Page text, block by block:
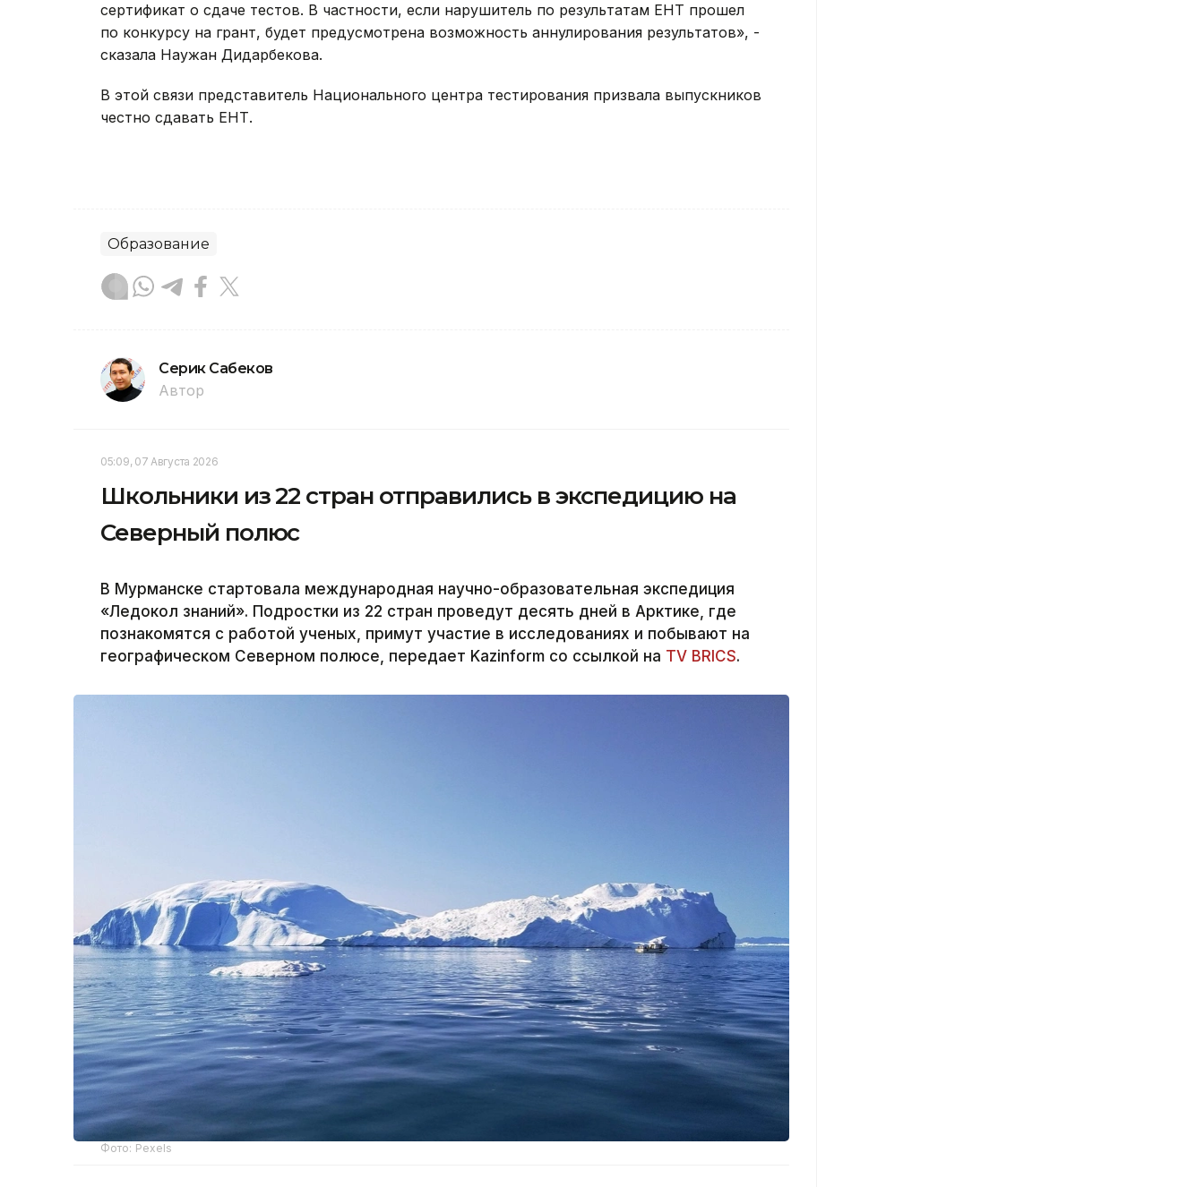
сертификат о сдаче тестов. В частности, если нарушитель по результатам ЕНТ прошел
по конкурсу на грант, будет предусмотрена возможность аннулирования результатов», -
сказала Наужан Дидарбекова.
В этой связи представитель Национального центра тестирования призвала выпускников
честно сдавать ЕНТ.
Образование
Серик Сабеков
Автор
05:09, 07 Августа 2026
Школьники из 22 стран отправились в экспедицию на
Северный полюс
В Мурманске стартовала международная научно-образовательная экспедиция
«Ледокол знаний». Подростки из 22 стран проведут десять дней в Арктике, где
познакомятся с работой ученых, примут участие в исследованиях и побывают на
географическом Северном полюсе, передает Kazinform со ссылкой на TV BRICS.
Фото: Pexels